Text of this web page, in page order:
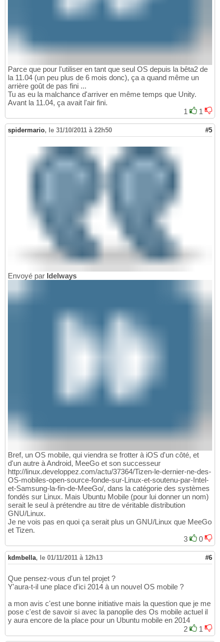
Parce que pour l'utiliser en tant que seul OS depuis la bêta2 de
la 11.04 (un peu plus de 6 mois donc), ça a quand même un
arrière goût de pas fini ...
Tu as eu la malchance d'arriver en même temps que Unity.
Avant la 11.04, ça avait l'air fini.
1
1
spidermario, le 31/10/2011 à 22h50 #5
Envoyé par Idelways
Bref, un OS mobile, qui viendra se frotter à iOS d'un côté, et
d'un autre à Android, MeeGo et son successeur
http://linux.developpez.com/actu/37364/Tizen-le-dernier-ne-des-
OS-mobiles-open-source-fonde-sur-Linux-et-soutenu-par-Intel-
et-Samsung-la-fin-de-MeeGo/, dans la catégorie des systèmes
fondés sur Linux. Mais Ubuntu Mobile (pour lui donner un nom)
serait le seul à prétendre au titre de véritable distribution
GNU/Linux.
Je ne vois pas en quoi ça serait plus un GNU/Linux que MeeGo
et Tizen.
3
0
kdmbella, le 01/11/2011 à 12h13 #6
Que pensez-vous d'un tel projet ?
Y'aura-t-il une place d'ici 2014 à un nouvel OS mobile ?
a mon avis c'est une bonne initiative mais la question que je me
pose c'est de savoir si avec la panoplie des Os mobile actuel il
y aura encore de la place pour un Ubuntu mobile en 2014
2
1